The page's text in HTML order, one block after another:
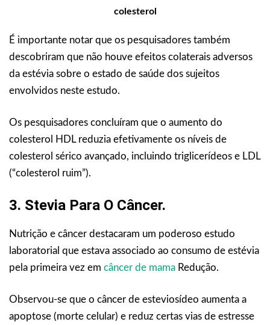
colesterol
É importante notar que os pesquisadores também
descobriram que não houve efeitos colaterais adversos
da estévia sobre o estado de saúde dos sujeitos
envolvidos neste estudo.
Os pesquisadores concluíram que o aumento do
colesterol HDL reduzia efetivamente os níveis de
colesterol sérico avançado, incluindo triglicerídeos e LDL
(“colesterol ruim”).
3. Stevia Para O Câncer.
Nutrição e câncer destacaram um poderoso estudo
laboratorial que estava associado ao consumo de estévia
pela primeira vez em câncer de mama Redução.
Observou-se que o câncer de esteviosídeo aumenta a
apoptose (morte celular) e reduz certas vias de estresse